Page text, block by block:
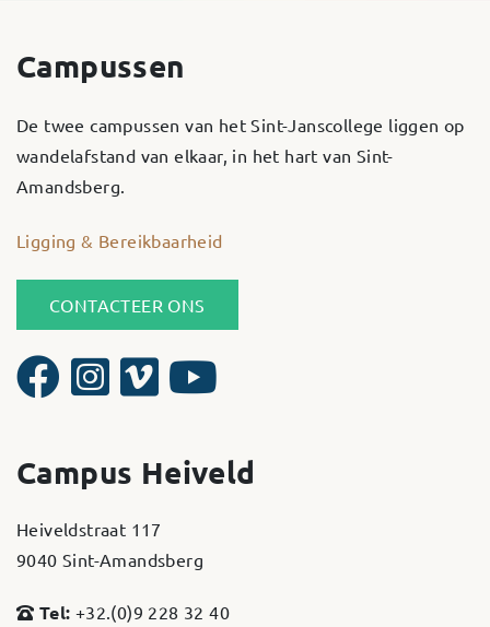
Campussen
De twee campussen van het Sint-Janscollege liggen op
wandelafstand van elkaar, in het hart van Sint-
Amandsberg.
Ligging & Bereikbaarheid
CONTACTEER ONS
Campus Heiveld
Heiveldstraat 117
9040 Sint-Amandsberg
Tel: +32.(0)9 228 32 40